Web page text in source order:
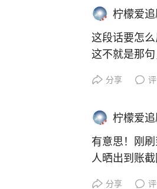
她不想唱戏
只有戏，这
这一切好像早
易青娥和陈
真的是举步
市里基本没
他还是顶住压
这个剧的尺度
柠檬爱
这段话要怎
这不就是那句
感觉县令真
分享
柠檬爱
有意思！刚
人晒出到账
分享